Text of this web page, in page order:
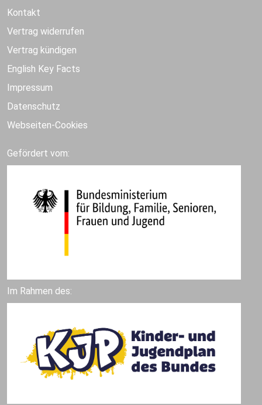
Kontakt
Vertrag widerrufen
Vertrag kündigen
English Key Facts
Impressum
Datenschutz
Webseiten-Cookies
Gefördert vom:
Im Rahmen des: